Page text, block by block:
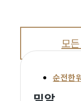
모
순전한